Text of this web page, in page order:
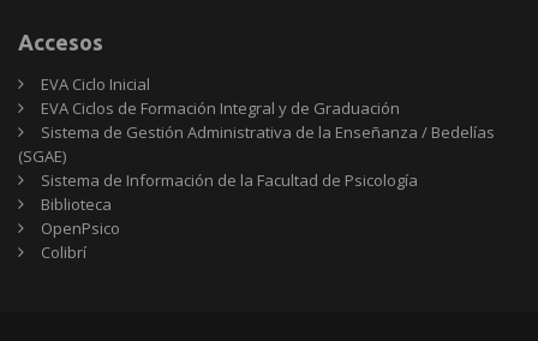
Accesos
EVA Ciclo Inicial
EVA Ciclos de Formación Integral y de Graduación
Sistema de Gestión Administrativa de la Enseñanza / Bedelías
(SGAE)
Sistema de Información de la Facultad de Psicología
Biblioteca
OpenPsico
Colibrí